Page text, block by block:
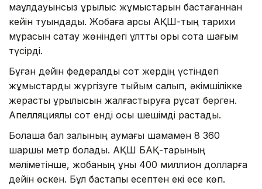
мақұлдауынсыз құрылыс жұмыстарын бастағаннан
кейін туындады. Жобаға қарсы АҚШ-тың тарихи
мұрасын сақтау жөніндегі ұлттық қоры сотқа шағым
түсірді.
Бұған дейін федералдық сот жердің үстіндегі
жұмыстарды жүргізуге тыйым салып, әкімшілікке
жерасты құрылысын жалғастыруға рұқсат берген.
Апелляциялық сот енді осы шешімді растады.
Болашақ бал залының аумағы шамамен 8 360
шаршы метр болады. АҚШ БАҚ-тарының
мәліметінше, жобаның құны 400 миллион долларға
дейін өскен. Бұл бастапқы есептен екі есе көп.